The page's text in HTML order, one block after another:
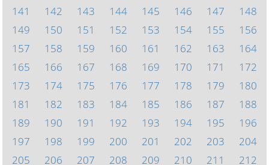
141
142 143 144 145 146 147
148
149
150 151 152 153 154 155
156
157
158 159 160 161 162 163
164
165
166 167 168 169 170 171
172
173
174 175 176 177 178 179
180
181
182 183 184 185 186 187
188
189
190 191 192 193 194 195
196
197
198 199 200 201 202 203
204
205
206 207 208 209 210 211 212